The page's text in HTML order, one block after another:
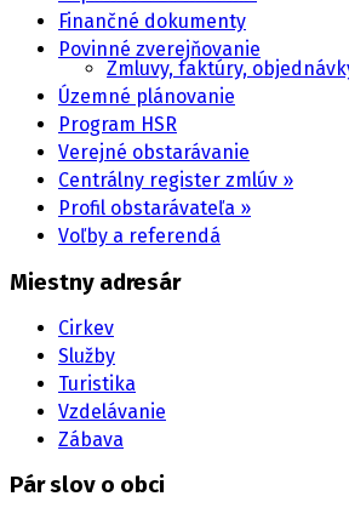
Finančné dokumenty
Povinné zverejňovanie
Zmluvy, faktúry,
Územné plánovanie
Program HSR
Verejné obstarávanie
Centrálny register zmlúv »
Profil obstarávateľa »
Voľby a referendá
Miestny adresár
Cirkev
Služby
Turistika
Vzdelávanie
Zábava
Pár slov o obci